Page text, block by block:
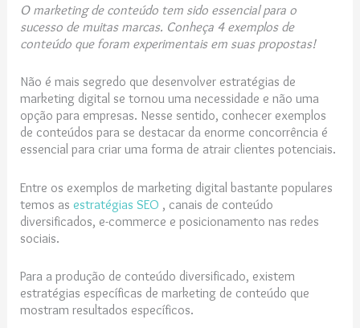
O marketing de conteúdo tem sido essencial para o
sucesso de muitas marcas. Conheça 4 exemplos de
conteúdo que foram experimentais em suas propostas!
Não é mais segredo que desenvolver estratégias de
marketing digital se tornou uma necessidade e não uma
opção para empresas. Nesse sentido, conhecer exemplos
de conteúdos para se destacar da enorme concorrência é
essencial para criar uma forma de atrair clientes potenciais.
Entre os exemplos de marketing digital bastante populares
temos asestratégias SEO , canais de conteúdo
diversificados, e-commerce e posicionamento nas redes
sociais.
Para a produção de conteúdo diversificado, existem
estratégias específicas de marketing de conteúdo que
mostram resultados específicos.